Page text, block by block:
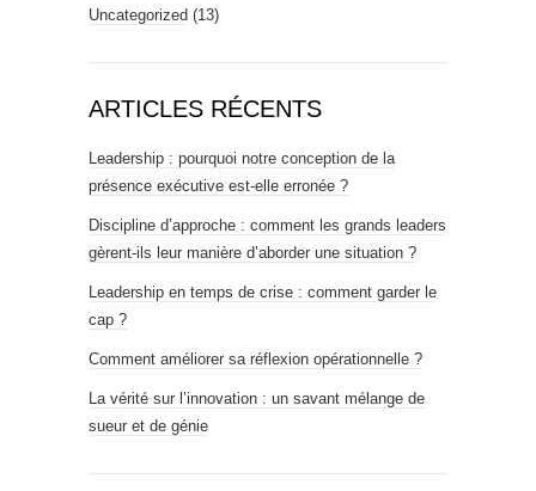
Uncategorized (13)
ARTICLES RÉCENTS
Leadership : pourquoi notre conception de la
présence exécutive est-elle erronée ?
Discipline d’approche : comment les grands leaders
gèrent-ils leur manière d’aborder une situation ?
Leadership en temps de crise : comment garder le
cap ?
Comment améliorer sa réflexion opérationnelle ?
La vérité sur l’innovation : un savant mélange de
sueur et de génie